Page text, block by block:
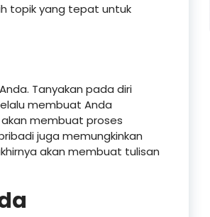
topik yang tepat untuk
Tanyakan pada diri
membuat Anda
membuat proses
juga memungkinkan
akan membuat tulisan